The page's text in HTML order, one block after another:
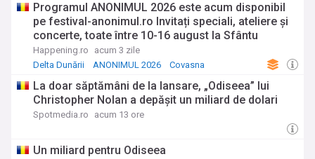
previziuni astrologice în fluxul nostru de știri.
Bucurați-vă de o selecție vastă de rețete apetisante și
creative, adunate din cele mai apreciate bloguri și publicații
culinare. De la preparate tradiționale până la experimente
gastronomice îndrăznețe, de la rețete rapide și sănătoase
până la deserturi sofisticate, fluxul nostru vă inspiră să
explorați noi arome și tehnici în bucătărie. Veți descoperi, de
asemenea, sfaturi practice pentru gătitul în familie, pentru
organizarea meselor festive și pentru crearea unor platouri
într-o experiență memorabilă.
Programul ANONIMUL 2026 este acum disponibil
pe festival-anonimul.ro Invitați speciali, ateliere și
concerte, toate între 10-16 august la Sfântu
Gheorghe
Happening.ro
acum 3 zile
Delta Dunării
ANONIMUL 2026 Covasna
La doar săptămâni de la lansare, „Odiseea” lui
Christopher Nolan a depășit un miliard de dolari
Spotmedia.ro acum 13 ore
Un miliard pentru Odiseea